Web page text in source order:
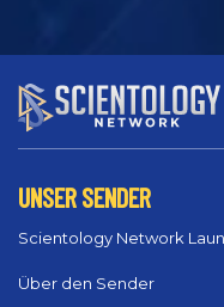
UNSER SENDER
Scientology Network
Über den Sender